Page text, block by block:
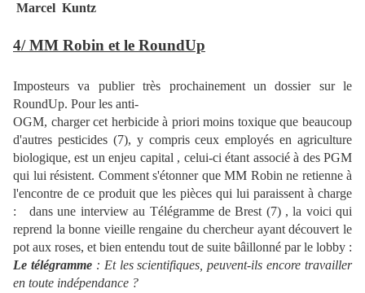
Marcel Kuntz
4/ MM Robin et le RoundUp
Imposteurs va publier très prochainement un dossier sur le
RoundUp. Pour les anti-
OGM, charger cet herbicide à priori moins toxique que beaucoup
d'autres pesticides (7), y compris ceux employés en agriculture
biologique, est un enjeu capital , celui-ci étant associé à des PGM
qui lui résistent. Comment s'étonner que MM Robin ne retienne à
l'encontre de ce produit que les pièces qui lui paraissent à charge
: dans une interview au Télégramme de Brest (7) , la voici qui
reprend la bonne vieille rengaine du chercheur ayant découvert le
pot aux roses, et bien entendu tout de suite bâillonné par le lobby :
Le télégramme: Et les scientifiques, peuvent-ils encore travailler
en toute indépendance ?